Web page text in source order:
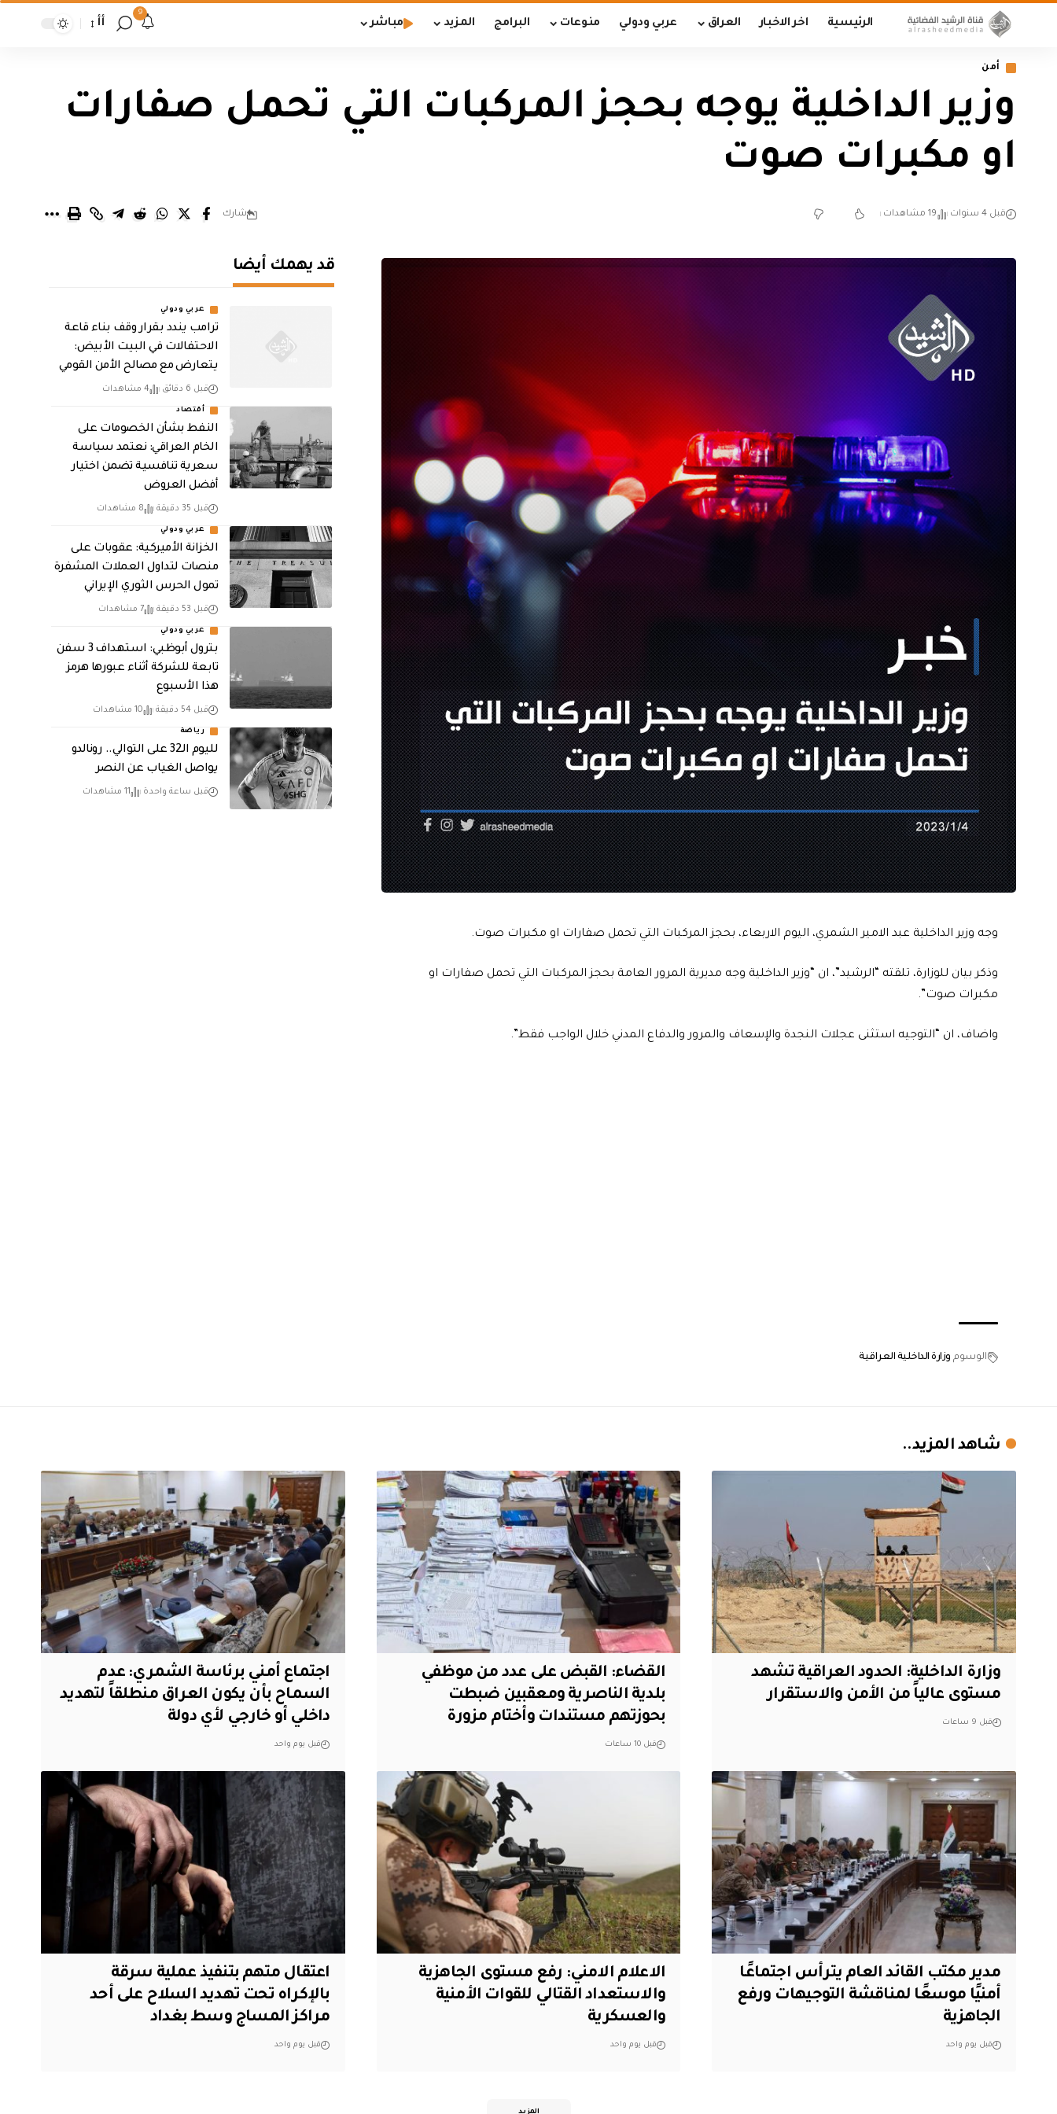
الرئيسية اخر الاخبار العراق عربي ودولي منوعات البرامج المزيد مباشر
9
أأ
أمن
وزير الداخلية يوجه بحجز المركبات التي تحمل صفارات
او مكبرات صوت
قبل 4 سنوات 19 مشاهدات شارك
وجه وزير الداخلية عبد الامير الشمري، اليوم الاربعاء، بحجز المركبات التي تحمل صفارات او مكبرات صوت.
وذكر بيان للوزارة، تلقته “الرشيد”، ان “وزير الداخلية وجه مديرية المرور العامة بحجز المركبات التي تحمل صفارات او
مكبرات صوت”.
واضاف، ان “التوجيه استثنى عجلات النجدة والإسعاف والمرور والدفاع المدني خلال الواجب فقط”.
الوسوم وزارة الداخلية العراقية
قد يهمك أيضا
عربي ودولي
ترامب يندد بقرار وقف بناء قاعة
الاحتفالات في البيت الأبيض:
يتعارض مع مصالح الأمن القومي
قبل 6 دقائق 4 مشاهدات
أقتصاد
النفط بشأن الخصومات على
الخام العراقي: نعتمد سياسة
سعرية تنافسية تضمن اختيار
أفضل العروض
قبل 35 دقيقة 8 مشاهدات
عربي ودولي
الخزانة الأميركية: عقوبات على
منصات لتداول العملات المشفرة
تمول الحرس الثوري الإيراني
قبل 53 دقيقة 7 مشاهدات
عربي ودولي
بترول أبوظبي: استهداف 3 سفن
تابعة للشركة أثناء عبورها هرمز
هذا الأسبوع
قبل 54 دقيقة 10 مشاهدات
رياضة
لليوم الـ32 على التوالي.. رونالدو
يواصل الغياب عن النصر
قبل ساعة واحدة 11 مشاهدات
شاهد المزيد..
وزارة الداخلية: الحدود العراقية تشهد
مستوى عالياً من الأمن والاستقرار
قبل 9 ساعات
القضاء: القبض على عدد من موظفي
بلدية الناصرية ومعقبين ضبطت
بحوزتهم مستندات وأختام مزورة
قبل 10 ساعات
اجتماع أمني برئاسة الشمري: عدم
السماح بأن يكون العراق منطلقاً لتهديد
داخلي أو خارجي لأي دولة
قبل يوم واحد
مدير مكتب القائد العام يترأس اجتماعًا
أمنيًا موسعًا لمناقشة التوجيهات ورفع
الجاهزية
قبل يوم واحد
الاعلام الامني: رفع مستوى الجاهزية
والاستعداد القتالي للقوات الأمنية
والعسكرية
قبل يوم واحد
اعتقال متهم بتنفيذ عملية سرقة
بالإكراه تحت تهديد السلاح على أحد
مراكز المساج وسط بغداد
قبل يوم واحد
المزيد